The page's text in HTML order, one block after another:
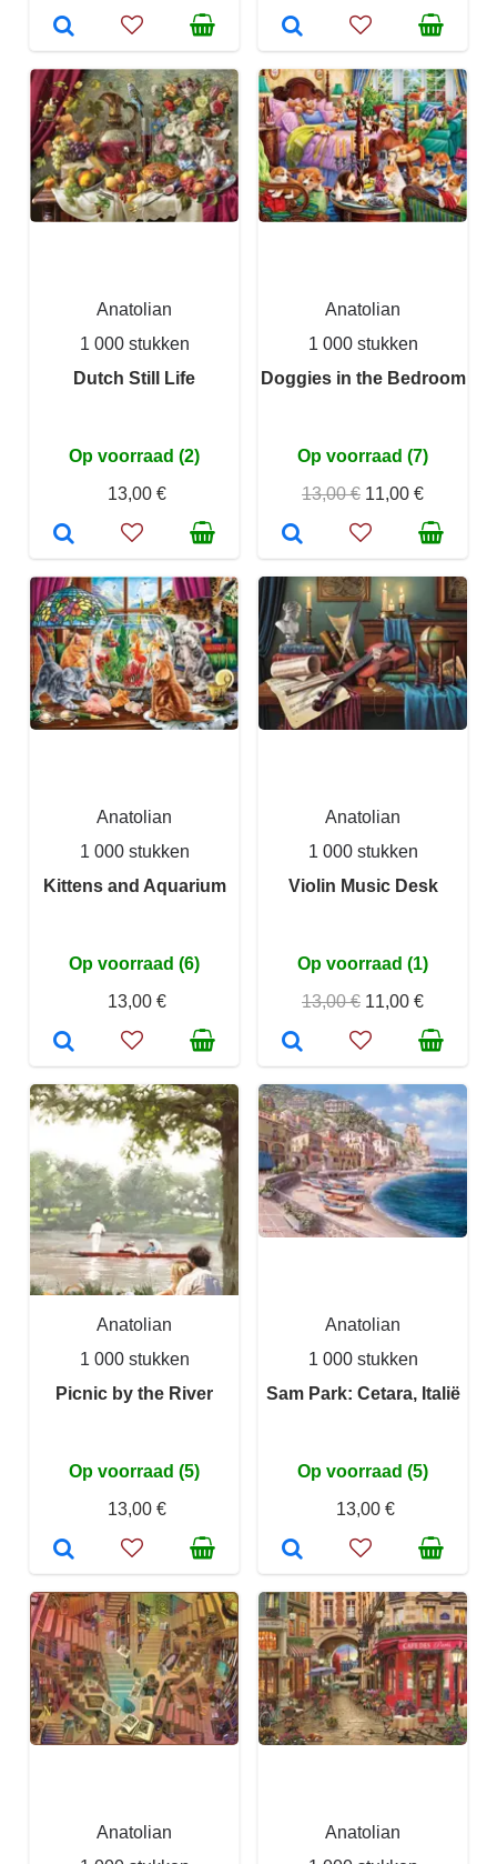
Anatolian
1 000 stukken
Dutch Still Life
Op voorraad (2)
13,00 €
Anatolian
1 000 stukken
Doggies in the Bedroom
Op voorraad (7)
13,00 € 11,00 €
Anatolian
1 000 stukken
Kittens and Aquarium
Op voorraad (6)
13,00 €
Anatolian
1 000 stukken
Violin Music Desk
Op voorraad (1)
13,00 € 11,00 €
Anatolian
1 000 stukken
Picnic by the River
Op voorraad (5)
13,00 €
Anatolian
1 000 stukken
Sam Park: Cetara, Italië
Op voorraad (5)
13,00 €
Anatolian
Anatolian